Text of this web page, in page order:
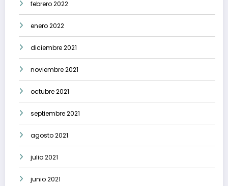
febrero 2022
enero 2022
diciembre 2021
noviembre 2021
octubre 2021
septiembre 2021
agosto 2021
julio 2021
junio 2021